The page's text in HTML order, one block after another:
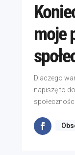
moje
Dlaczego
napiszę to